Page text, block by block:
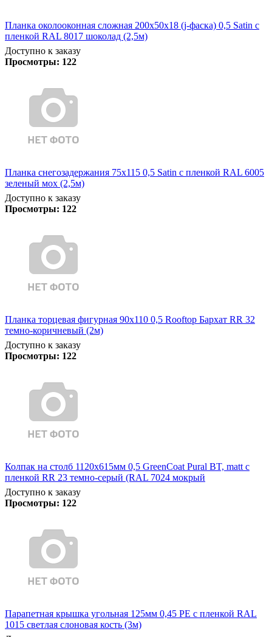
Планка околооконная сложная 200х50х18 (j-фаска) 0,5 Satin с
пленкой RAL 8017 шоколад (2,5м)
Доступно к заказу
Просмотры: 122
Планка снегозадержания 75х115 0,5 Satin с пленкой RAL 6005
зеленый мох (2,5м)
Доступно к заказу
Просмотры: 122
Планка торцевая фигурная 90х110 0,5 Rooftop Бархат RR 32
темно-коричневый (2м)
Доступно к заказу
Просмотры: 122
Колпак на столб 1120х615мм 0,5 GreenCoat Pural BT, matt с
пленкой RR 23 темно-серый (RAL 7024 мокрый
Доступно к заказу
Просмотры: 122
Парапетная крышка угольная 125мм 0,45 PE с пленкой RAL
1015 светлая слоновая кость (3м)